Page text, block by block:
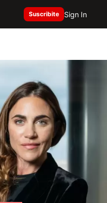
Suscribite Sign In